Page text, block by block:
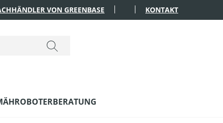
VON GREENBASE KONTAKT